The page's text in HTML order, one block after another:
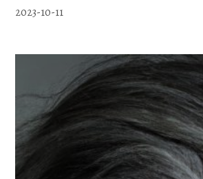
2023-10-11